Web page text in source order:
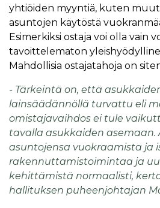
yhtiöiden myyntiä, kuten
asuntojen käytöstä
Esimerkiksi ostaja voi olla vain
tavoittelematon
Mahdollisia ostajatahoja on
- Tärkeintä on, että
lainsäädännöllä turvattu eli
omistajavaihdos ei tule
tavalla asukkaiden asemaan.
asuntojensa vuokraamista ja
rakennuttamistoimintaa ja
kehittämistä normaalisti,
hallituksen puheenjohtajan